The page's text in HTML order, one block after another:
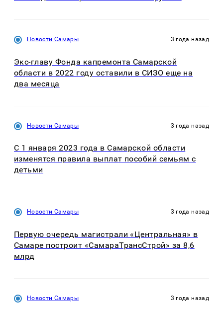
Новости Самары 3 года назад
Экс-главу Фонда капремонта Самарской
области в 2022 году оставили в СИЗО еще на
два месяца
Новости Самары 3 года назад
С 1 января 2023 года в Самарской области
изменятся правила выплат пособий семьям с
детьми
Новости Самары 3 года назад
Первую очередь магистрали «Центральная» в
Самаре построит «СамараТрансСтрой» за 8,6
млрд
Новости Самары 3 года назад